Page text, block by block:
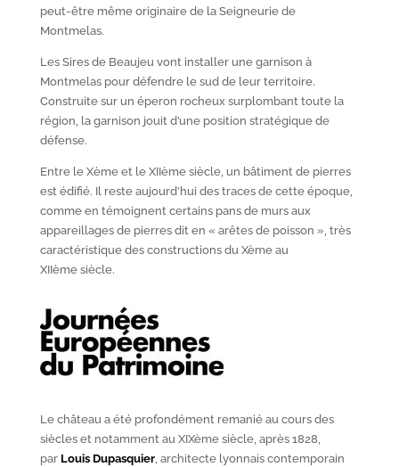
peut-être même originaire de la Seigneurie de
Montmelas.
Les Sires de Beaujeu vont installer une garnison à
Montmelas pour défendre le sud de leur territoire.
Construite sur un éperon rocheux surplombant toute la
région, la garnison jouit d’une position stratégique de
défense.
Entre le Xèmeet le XIIèmesiècle, un bâtiment de pierres
est édifié. Il reste aujourd’hui des traces de cette époque,
comme en témoignent certains pans de murs aux
appareillages de pierres dit en « arêtes de poisson », très
caractéristique des constructions du Xèmeau
XIIèmesiècle.
Le château a été profondément remanié au cours des
siècles et notamment au XIXèmesiècle, après 1828,
par Louis Dupasquier, architecte lyonnais contemporain